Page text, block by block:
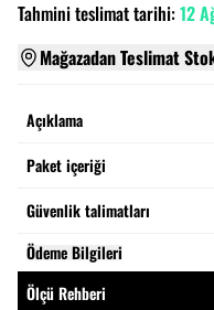
Tahmini teslimat tarihi:12
Mağazadan Teslimat
Açıklama
Paket içeriği
Güvenlik talimatları
Ödeme Bilgileri
Ölçü Rehberi